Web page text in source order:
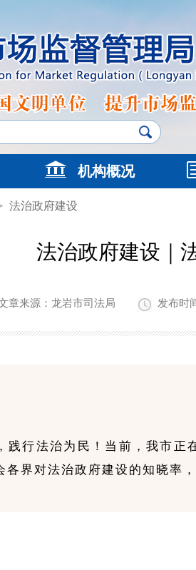
机构概况
法治政府建设
法治政府建设｜
章来源：龙岩市司法局 发布时
践行法治为民！当前，我市正
各界对法治政府建设的知晓率